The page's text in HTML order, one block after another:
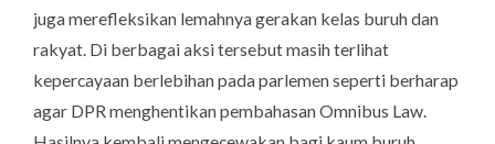
juga merefleksikan lemahnya gerakan kelas buruh dan
rakyat. Di berbagai aksi tersebut masih terlihat
kepercayaan berlebihan pada parlemen seperti berharap
agar DPR menghentikan pembahasan Omnibus Law.